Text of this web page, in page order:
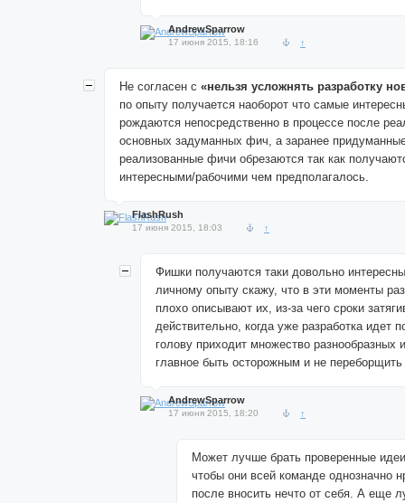
AndrewSparrow
17 июня 2015, 18:16 ↑
Не согласен с «нельзя усложнять разработку
по опыту получается наоборот что самые
рождаются непосредственно в процессе после
основных задуманных фич, а заранее
реализованные фичи обрезаются так как
интересными/рабочими чем предполагалось.
FlashRush
17 июня 2015, 18:03 ↑
Фишки получаются таки довольно
личному опыту скажу, что в эти моменты
плохо описывают их, из-за чего сроки
действительно, когда уже разработка идет
голову приходит множество разнообразных
главное быть осторожным и не переборщить
AndrewSparrow
17 июня 2015, 18:20 ↑
Может лучше брать проверенные
чтобы они всей команде однозначно
после вносить нечто от себя. А еще